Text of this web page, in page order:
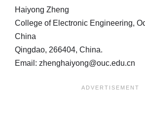
Haiyong Zheng
College of Electronic Engineering,
China
Qingdao, 266404, China.
Email: zhenghaiyong@ouc.edu.cn